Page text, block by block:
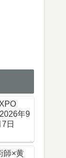
年9
日
師×黄